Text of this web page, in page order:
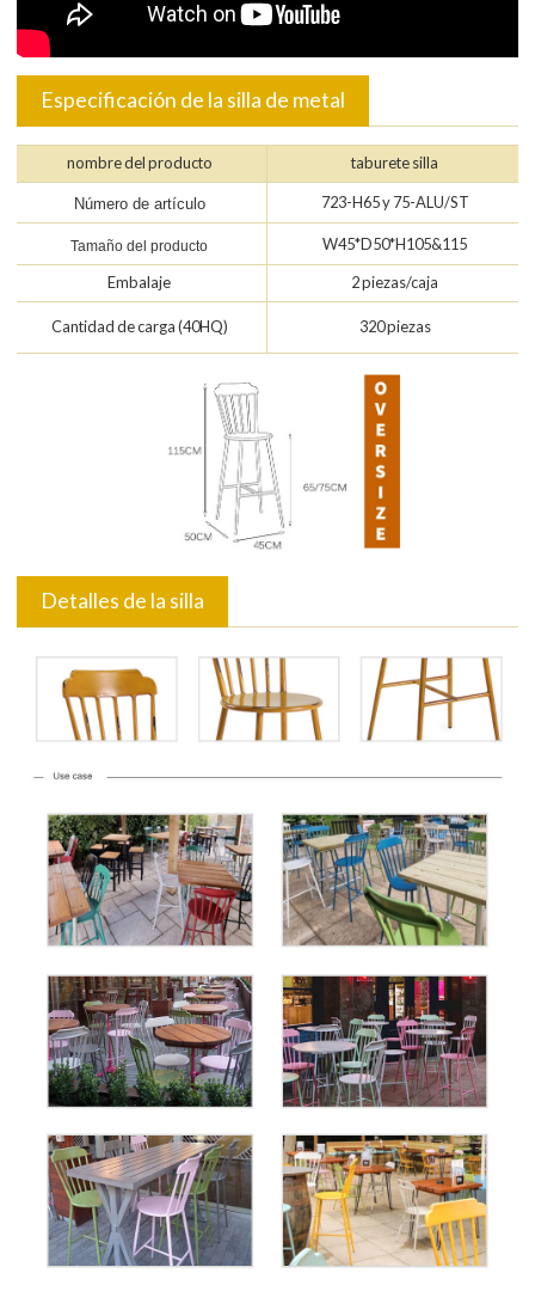
Especificación de la silla de metal
nombre del producto taburete silla
Número de artículo 723-H65 y 75-ALU/ST
Tamaño del producto W45*D50*H105&115
Embalaje 2 piezas/caja
Cantidad de carga (40HQ) 320 piezas
Detalles de la silla